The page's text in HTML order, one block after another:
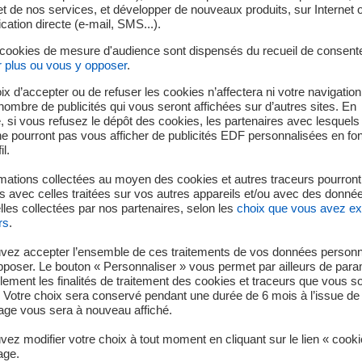
la sûreté de l’installation ni sur l’environnement. Il a été
le 8 août 2025 au niveau 0, en dessous de l’échelle
à l’arrêt pour maintenance programmée. Le transport d’une
Initialement prévu en conteneur, le transport a
terrain, un intervenant constate que le mode de
conformité constitue un écart même si l’activité n’a pas
déclaré à l'Autorité de Sûreté Nucléaire et de
1 et 5 sont à l’arrêt pour maintenance programmée. Les 4
des prégrilles (qui précèdent les tambours
2 et 6, fait entrer le site en vigilance « colmatants ». Le 10
d'un tambour filtrant de la tranche 3 provoque l'entrée en
CRF amènent aux baisses préventives de puissance de
entre 18h00 et 23h24. Malgré cela, l’arrivée massive de
(AAR) des unités 4, 2, 3 à 23h29, 23h42 et 23h47 et
temps, un Plan d’Appui Mobilisation Gréement pour
appuyer les équipes de conduite dans la gestion de la
de nos services, et développer de nouveaux produits, sur Internet
directe (e-mail, SMS...).
de mesure d'audience sont dispensés du recueil de
plus ou vous y opposer.
d’accepter ou de refuser les cookies n’affectera ni votre
de publicités qui vous seront affichées sur d’autres sites. En
si vous refusez le dépôt des cookies, les partenaires avec
pourront pas vous afficher de publicités EDF personnalisées en
collectées au moyen des cookies et autres traceurs
avec celles traitées sur vos autres appareils et/ou avec des
collectées par nos partenaires, selon les choix que vous avez
.
accepter l’ensemble de ces traitements de vos données
Le bouton « Personnaliser » vous permet par ailleurs de
les finalités de traitement des cookies et traceurs que vous
choix sera conservé pendant une durée de 6 mois à l’issue de
vous sera à nouveau affiché.
modifier votre choix à tout moment en cliquant sur le lien «